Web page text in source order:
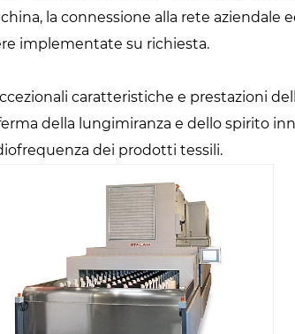
la connessione alla rete aziendale
implementate su richiesta.
caratteristiche e prestazioni
della lungimiranza e dello spirito
dei prodotti tessili.